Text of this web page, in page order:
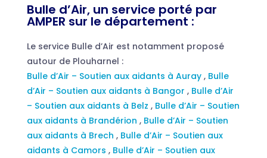
Bulle d’Air, un service porté par
AMPER sur le département :
Le service Bulle d’Air est notamment proposé
autour de Plouharnel :
Bulle d’Air – Soutien aux aidants à Auray , Bulle
d’Air – Soutien aux aidants à Bangor , Bulle d’Air
– Soutien aux aidants à Belz , Bulle d’Air – Soutien
aux aidants à Brandérion , Bulle d’Air – Soutien
aux aidants à Brech , Bulle d’Air – Soutien aux
aidants à Camors , Bulle d’Air – Soutien aux